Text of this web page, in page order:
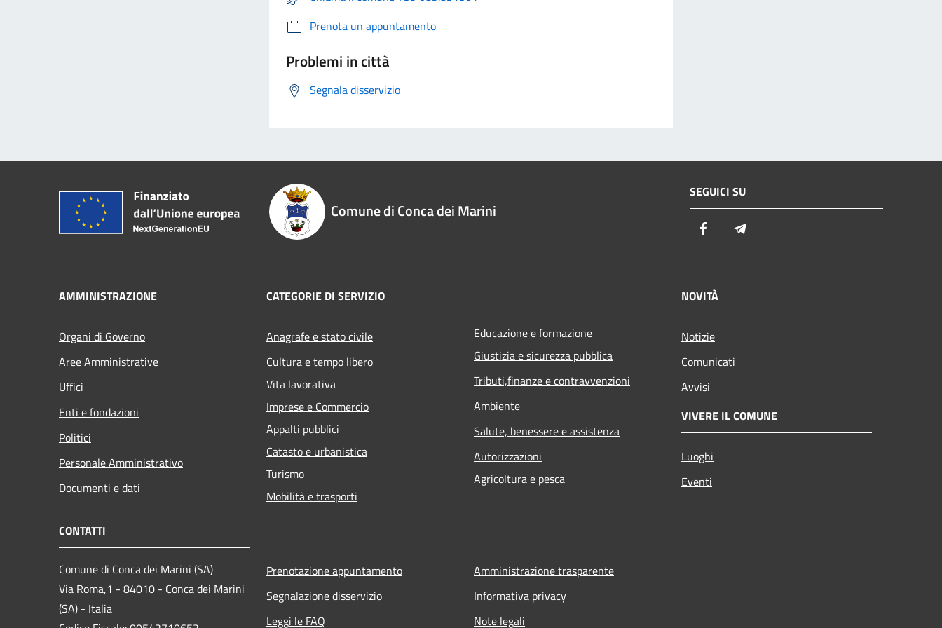
Prenota un appuntamento
Problemi in città
Segnala disservizio
Comune di Conca dei Marini
SEGUICI SU
Facebook
AMMINISTRAZIONE
Organi di Governo
Aree Amministrative
Uffici
Enti e fondazioni
Politici
Personale Amministrativo
Documenti e dati
CATEGORIE DI SERVIZIO
Anagrafe e stato civile
Cultura e tempo libero
Vita lavorativa
Imprese e Commercio
Appalti pubblici
Catasto e urbanistica
Turismo
Mobilità e trasporti
Educazione e formazione
Giustizia e sicurezza pubblica
Tributi,finanze e contravvenzioni
Ambiente
Salute, benessere e assistenza
Autorizzazioni
Agricoltura e pesca
NOVITÀ
Notizie
Comunicati
Avvisi
VIVERE IL COMUNE
Luoghi
Eventi
CONTATTI
Comune di Conca dei Marini (SA)
Via Roma,1 - 84010 - Conca dei Marini
(SA) - Italia
Prenotazione appuntamento
Segnalazione disservizio
Leggi le FAQ
Amministrazione trasparente
Informativa privacy
Note legali